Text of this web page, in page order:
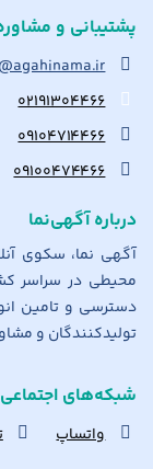
پشتیبانی و
۰۲۱۹۱۳۰۴۴۶۶
۰۹۱۰۴۷۱۴۴۶۶
۰۹۱۰۰۴۷۴۴۶۶
درباره آگهی‌نما
آگهی نما، سکوی
محیطی در سراسر
دسترسی و تامین
تولیدکنندگان و
شبکه‌های اجتماعی
واتساپ